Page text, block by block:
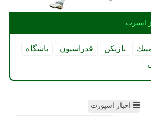
اسپرت
بازیكن فدراسیون
باشگاه
اخبار اسپورت